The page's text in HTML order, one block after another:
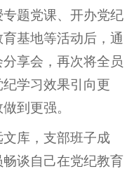
题党课、开办党纪
基地等活动后，通
享会，再次将全员
学习效果引向更
到更强。
库，支部班子成
谈自己在党纪教育